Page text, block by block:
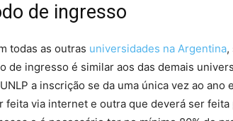
de ingresso
todas as outras universidades na Argentina,
de ingresso é similar aos das demais
a inscrição se da uma única vez ao ano
feita via internet e outra que deverá ser